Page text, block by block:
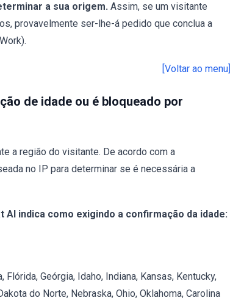
a sua origem. Assim, se um visitante
provavelmente ser-lhe-á pedido que conclua a
[Voltar ao menu]
de idade ou é bloqueado por
a região do visitante. De acordo com a
no IP para determinar se é necessária a
indica como exigindo a confirmação da idade:
Geórgia, Idaho, Indiana, Kansas, Kentucky,
do Norte, Nebraska, Ohio, Oklahoma, Carolina